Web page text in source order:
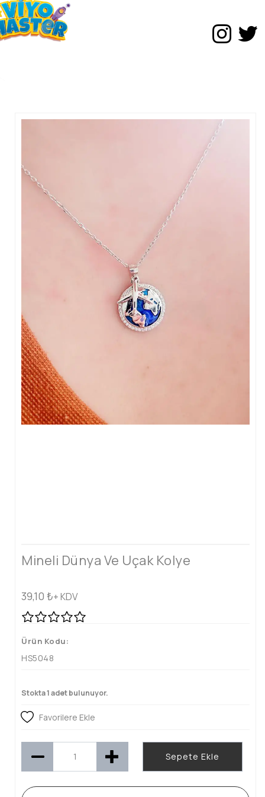
Mineli Dünya Ve Uçak Kolye
39,10 ₺+ KDV
Ürün Kodu:
HS5048
Stokta 1 adet bulunuyor.
Favorilere Ekle
Sepete Ekle